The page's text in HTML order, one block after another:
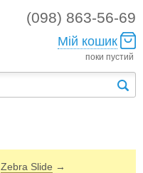
(098) 863-56-69
Мій кошик
поки пустий
Zebra Slide →